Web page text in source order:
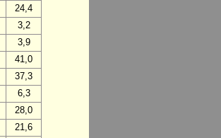
24,4
3,2
3,9
41,0
37,3
6,3
28,0
21,6